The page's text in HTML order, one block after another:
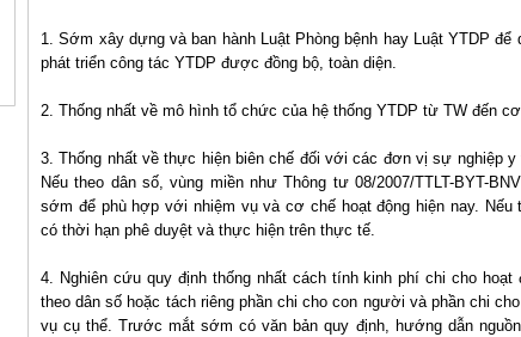
1. Sớm xây dựng và ban hành Luật Phòng bệnh hay Luật YTDP
phát triển công tác YTDP được đồng bộ, toàn diện.
2. Thống nhất về mô hình tổ chức của hệ thống YTDP từ TW đến
3. Thống nhất về thực hiện biên chế đối với các đơn vị sự nghiệp y
Nếu theo dân số, vùng miền như Thông tư 08/2007/TTLT-BYT-
sớm để phù hợp với nhiệm vụ và cơ chế hoạt động hiện nay.
có thời hạn phê duyệt và thực hiện trên thực tế.
4. Nghiên cứu quy định thống nhất cách tính kinh phí chi cho hoạt
theo dân số hoặc tách riêng phần chi cho con người và phần chi
vụ cụ thể. Trước mắt sớm có văn bản quy định, hướng dẫn